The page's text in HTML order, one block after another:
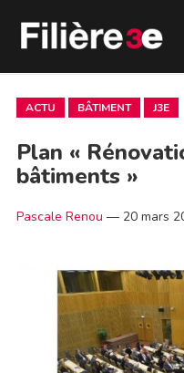
ACTU BÂTIMENT J3E
Plan «
bâtiments »
Pascale Renou — 20 mars